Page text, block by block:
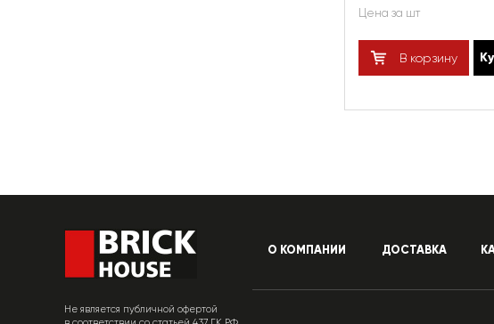
Цена за шт
В корзину
Не является публичной офертой
О КОМПАНИИ ДОСТАВКА